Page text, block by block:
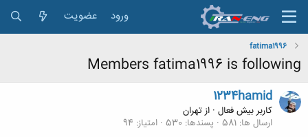
ورود عضویت
fatima1996
Members fatima1996 is following
1234hamid
کاربر بیش فعال · ازتهران
ارسال ها 581 پسندها 530 امتیاز 94